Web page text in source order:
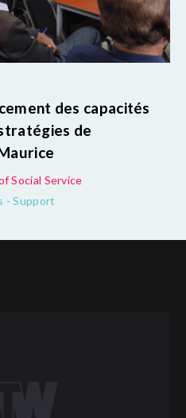
des capacités
de
Social Service
- Support